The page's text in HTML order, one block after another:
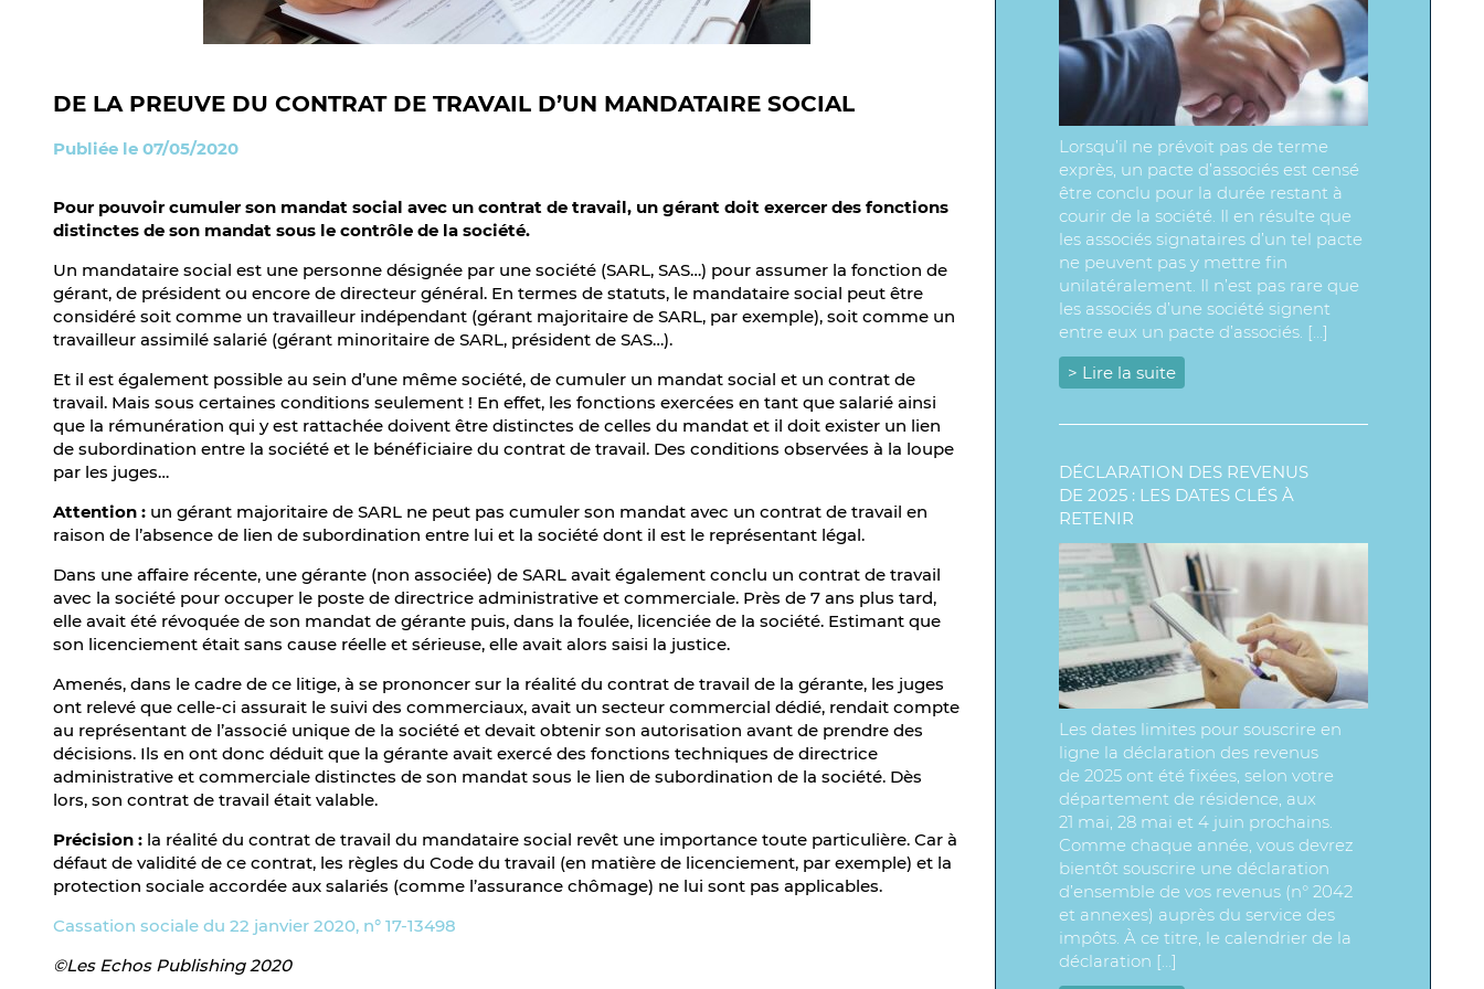
DE LA PREUVE DU CONTRAT DE TRAVAIL D’UN MANDATAIRE SOCIAL
Publiée le 07/05/2020
Pour pouvoir cumuler son mandat social avec un contrat de travail, un gérant doit exercer des fonctions
distinctes de son mandat sous le contrôle de la société.
Un mandataire social est une personne désignée par une société (SARL, SAS…) pour assumer la fonction de
gérant, de président ou encore de directeur général. En termes de statuts, le mandataire social peut être
considéré soit comme un travailleur indépendant (gérant majoritaire de SARL, par exemple), soit comme un
travailleur assimilé salarié (gérant minoritaire de SARL, président de SAS…).
Et il est également possible au sein d’une même société, de cumuler un mandat social et un contrat de
travail. Mais sous certaines conditions seulement ! En effet, les fonctions exercées en tant que salarié ainsi
que la rémunération qui y est rattachée doivent être distinctes de celles du mandat et il doit exister un lien
de subordination entre la société et le bénéficiaire du contrat de travail. Des conditions observées à la loupe
par les juges…
Attention : un gérant majoritaire de SARL ne peut pas cumuler son mandat avec un contrat de travail en
raison de l’absence de lien de subordination entre lui et la société dont il est le représentant légal.
Dans une affaire récente, une gérante (non associée) de SARL avait également conclu un contrat de travail
avec la société pour occuper le poste de directrice administrative et commerciale. Près de 7 ans plus tard,
elle avait été révoquée de son mandat de gérante puis, dans la foulée, licenciée de la société. Estimant que
son licenciement était sans cause réelle et sérieuse, elle avait alors saisi la justice.
Amenés, dans le cadre de ce litige, à se prononcer sur la réalité du contrat de travail de la gérante, les juges
ont relevé que celle-ci assurait le suivi des commerciaux, avait un secteur commercial dédié, rendait compte
au représentant de l’associé unique de la société et devait obtenir son autorisation avant de prendre des
décisions. Ils en ont donc déduit que la gérante avait exercé des fonctions techniques de directrice
administrative et commerciale distinctes de son mandat sous le lien de subordination de la société. Dès
lors, son contrat de travail était valable.
Précision : la réalité du contrat de travail du mandataire social revêt une importance toute particulière. Car à
défaut de validité de ce contrat, les règles du Code du travail (en matière de licenciement, par exemple) et la
protection sociale accordée aux salariés (comme l’assurance chômage) ne lui sont pas applicables.
Cassation sociale du 22 janvier 2020, n° 17-13498
©Les Echos Publishing 2020
Lorsqu’il ne prévoit pas de terme
exprès, un pacte d’associés est censé
être conclu pour la durée restant à
courir de la société. Il en résulte que
les associés signataires d’un tel pacte
ne peuvent pas y mettre fin
unilatéralement. Il n’est pas rare que
les associés d’une société signent
entre eux un pacte d’associés. […]
> Lire la suite
DÉCLARATION DES REVENUS
DE 2025 : LES DATES CLÉS À
RETENIR
Les dates limites pour souscrire en
ligne la déclaration des revenus
de 2025 ont été fixées, selon votre
département de résidence, aux
21 mai, 28 mai et 4 juin prochains.
Comme chaque année, vous devrez
bientôt souscrire une déclaration
d’ensemble de vos revenus (n° 2042
et annexes) auprès du service des
impôts. À ce titre, le calendrier de la
déclaration […]